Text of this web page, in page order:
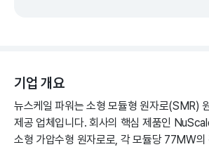
기업 개요
뉴스케일 파워는 소형 모듈형 원자로(SMR)
제공 업체입니다. 회사의 핵심 제품인
소형 가압수형 원자로로, 각 모듈당 77MW의